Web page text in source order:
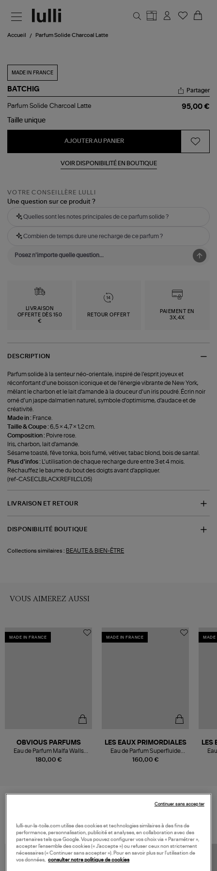
Accueil Parfum Solide Charcoal Latte
MADE IN FRANCE
BATCHIG
Parfum
Charcoal
Partager
Parfum Solide Charcoal Latte
95,00 €
Taille unique
AJOUTER AU PANIER
VOIR DISPONIBILITÉ EN BOUTIQUE
VOTRE CONSEILLÈRE LULLI
Une question sur ce produit ?
Quelles sont les notes principales de ce parfum solide ?
Combien de temps dure une recharge de ce parfum ?
LIVRAISON
OFFERTE DÈS 150
€
RETOUR OFFERT
PAIEMENT EN
3X,4X
DESCRIPTION
Parfum solide à la senteur néo-orientale, inspiré de l’esprit joyeux et
réconfortant d’une boisson iconique et de l’énergie vibrante de New York,
mêlant le charbon et le lait d’amande à la douceur d’un iris poudré. Écrin noir
orné d’un jaspe dalmatien naturel, symbole d’optimisme, d’audace et de
créativité.
Made in : France.
Taille & Coupe :6,5 × 4,7 × 1,2 cm.
Composition : Poivre rose.
Iris, charbon, lait d'amande.
Sésame toasté, fêve tonka, bois fumé, vétiver, tabac blond, bois de santal.
Plus d'infos : L’utilisation de chaque recharge dure entre 3 et 4 mois.
Réchauffez le baume du bout des doigts avant d’appliquer.
(ref-CASECLBLACKREFIILCL05)
LIVRAISON ET RETOUR
DISPONIBILITÉ BOUTIQUE
Collections similaires : BEAUTE & BIEN-ÊTRE
VOUS AIMEREZ AUSSI
MADE IN FRANCE
180,00 €
OBVIOUS PARFUMS
Eau de Parfum Malfa Walls
100ml
MADE IN FRANCE
160,00 €
LES EAUX PRIMORDIALES
Eau de Parfum Superfluide
Ambre, 50ml
MADE
LES
lulli-sur-la-toile.com utilise des cookies et technologies similaires à des fins de
performance, personnalisation, publicité et analyses, en collaboration avec des
partenaires tels que Google. Vous pouvez configurer vos choix via « Paramétrer »,
accepter l’ensemble des cookies (« J’accepte ») ou refuser ceux non strictement
nécessaires (« Continuer sans accepter »). Pour en savoir plus sur l’utilisation de
vos données, consulter notre politique de cookies
Continuer sans accepter